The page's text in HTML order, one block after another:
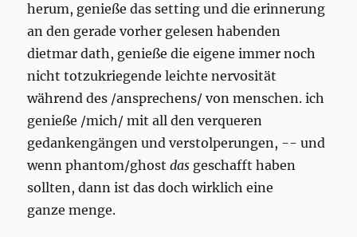
herum, genieße das setting und die erinnerung
an den gerade vorher gelesen habenden
dietmar dath, genieße die eigene immer noch
nicht totzukriegende leichte nervosität
während des /ansprechens/ von menschen. ich
genieße /mich/ mit all den verqueren
gedankengängen und verstolperungen, -- und
wenn phantom/ghostdas geschafft haben
sollten, dann ist das doch wirklich eine
ganze menge.